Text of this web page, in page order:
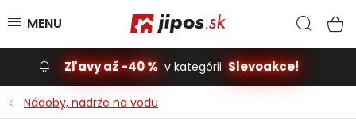
Slevoakce
Zľavy až -40 % v kategórii Slevoakce!
Nádoby, nádrže na vodu